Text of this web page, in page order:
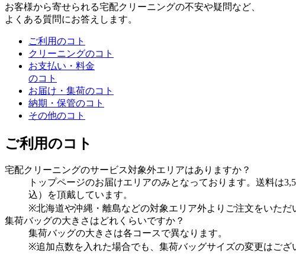
お客様から寄せられる宅配クリーニングの不安や疑問など、
よくある質問にお答えします。
ご利用のコト
クリーニングのコト
お支払い・料金
のコト
お届け・集荷のコト
納期・保管のコト
その他のコト
ご利用のコト
宅配クリーニングのサービス対象外エリアはありますか？
トップページのお届けエリアのみとなっております。送料は
込）を頂戴しています。
※北海道や沖縄・離島などの対象エリア外よりご注文をいた
集荷バッグの大きさはどれくらいですか？
集荷バッグの大きさは各コースで異なります。
※追加点数を入れた場合でも、集荷バッグサイズの変更はござ